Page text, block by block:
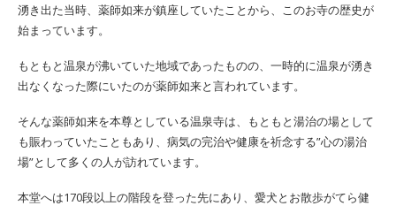
湧き出た当時、薬師如来が鎮座していたことから、このお寺の歴史が
始まっています。
もともと温泉が沸いていた地域であったものの、一時的に温泉が湧き
出なくなった際にいたのが薬師如来と言われています。
そんな薬師如来を本尊としている温泉寺は、もともと湯治の場として
も賑わっていたこともあり、病気の完治や健康を祈念する”心の湯治
場”として多くの人が訪れています。
本堂へは170段以上の階段を登った先にあり、愛犬とお散歩がてら健